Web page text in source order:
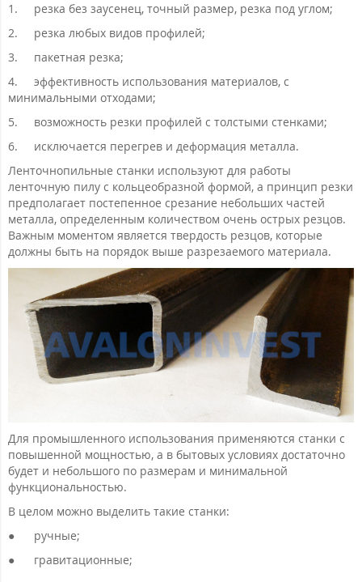
1.
резка без заусенец, точный размер, резка под углом;
2.
резка любых видов профилей;
3.
пакетная резка;
4.
эффективность использования материалов, с
минимальными отходами;
5.
возможность резки профилей с толстыми стенками;
6.
исключается перегрев и деформация металла.
Ленточнопильные станки используют для работы
ленточную пилу с кольцеобразной формой, а принцип резки
предполагает постепенное срезание небольших частей
металла, определенным количеством очень острых резцов.
Важным моментом является твердость резцов, которые
должны быть на порядок выше разрезаемого материала.
Для промышленного использования применяются станки с
повышенной мощностью, а в бытовых условиях достаточно
будет и небольшого по размерам и минимальной
функциональностью.
В целом можно выделить такие станки:
●
ручные;
●
гравитационные;